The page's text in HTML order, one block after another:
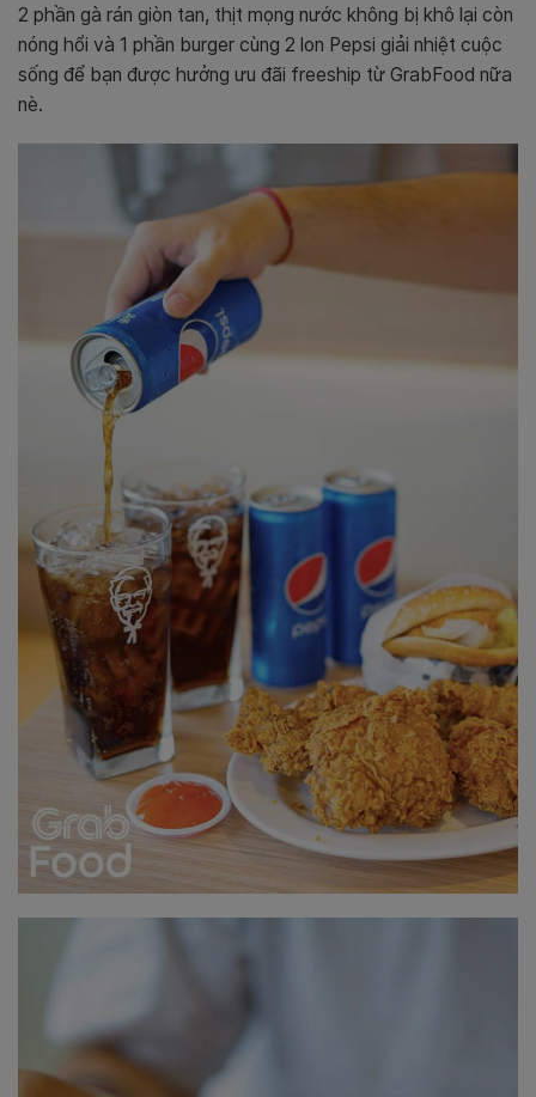
2 phần gà rán giòn tan, thịt mọng nước không bị khô lại còn
nóng hổi và 1 phần burger cùng 2 lon Pepsi giải nhiệt cuộc
sống để bạn được hưởng ưu đãi freeship từ GrabFood nữa
nè.